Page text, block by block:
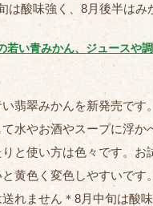
は酸味強く、8月後半はみ
若い青みかん、ジュースや
翡翠みかんを新発売です
水やお酒やスープに浮か
と使い方は色々です。お
黄色く変色しやすいです
れません＊8月中旬は酸